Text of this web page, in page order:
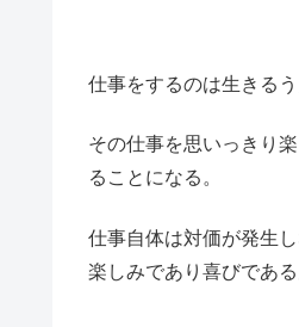
仕事をするのは生きる
その仕事を思いっきり
ることになる。
仕事自体は対価が発生
楽しみであり喜びであ